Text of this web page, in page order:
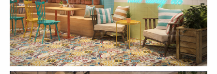
SOM TUM THAI
CN Estella Palace
DÌ MAI
CN VIncom Đồng Khởi